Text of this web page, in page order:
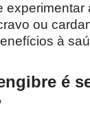
experimentar
ou
à
é